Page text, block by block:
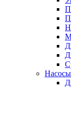
Насосы